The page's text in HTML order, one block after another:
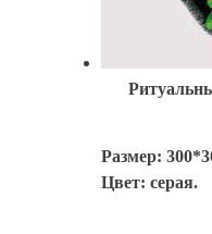
Размер:
Цвет: серая.